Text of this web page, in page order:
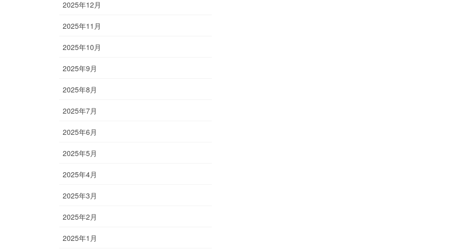
2025年12月
2025年11月
2025年10月
2025年9月
2025年8月
2025年7月
2025年6月
2025年5月
2025年4月
2025年3月
2025年2月
2025年1月